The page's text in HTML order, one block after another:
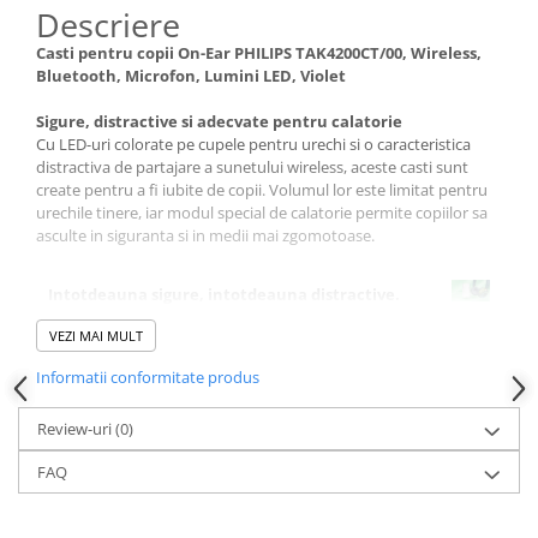
Dispozitive si Accesorii medicale
de uz casnic
Epilatoare
Irigatoare Bucale
Perii de par electrice
Uscatoare de par
Ingrijire tesaturi
Jucarii Creative
Lampi de Veghe Copii
Seturi Pictura si Desen
Vehicule si jucarii cu telecomanda
Laptop, Tablete & Telefoane
Descriere
Casti pentru copii On-Ear PHILIPS TAK4200CT/00, Wireless,
Bluetooth, Microfon, Lumini LED, Violet
Sigure, distractive si adecvate pentru calatorie
Cu LED-uri colorate pe cupele pentru urechi si o caracteristica
distractiva de partajare a sunetului wireless, aceste casti sunt
create pentru a fi iubite de copii. Volumul lor este limitat pentru
urechile tinere, iar modul special de calatorie permite copiilor sa
asculte in siguranta si in medii mai zgomotoase.
Limite de volum pentru acasa si calatorii
Special concepute pentru a fi extra-sigure pentru
pentru auditii acasa sau in timpul studiilor. Pentru a
asculta in medii zgomotoase din afara casei, parintii
pot utiliza aplicatia Philips Headphones pentru a seta
o limita de volum pentru modul de calatorie de 85
dB.
VEZI MAI MULT
Informatii conformitate produs
Review-uri(0)
FAQ